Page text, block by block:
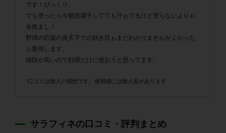
です！びっくり。
でも塗ったら今朝洗濯干してても汗ゎでるけど塗らないよりゎ
全然まし！
野球の応援の炎天下での効き目ゎまだわかりませんがよかった
ら愛用します。
値段が高いので顔用だけに使おうと思ってます。
*口コミは個人の感想です。使用感には個人差があります
サラフィネの口コミ・評判まとめ